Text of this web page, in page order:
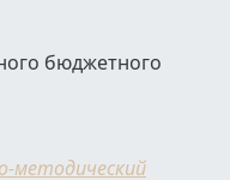
бюджетного
методический